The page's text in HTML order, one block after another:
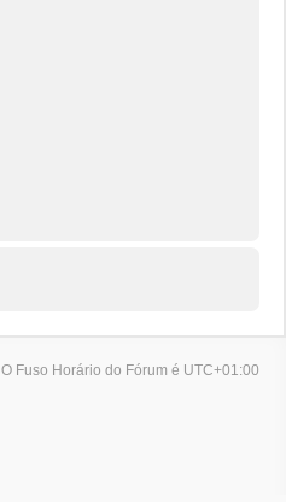
O Fuso Horário do Fórum é UTC+01:00